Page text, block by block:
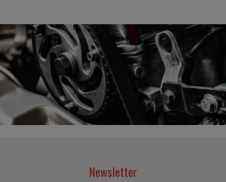
Newsletter